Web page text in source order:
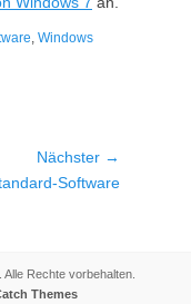
, Windows
Nächster →
Software
. Alle Rechte vorbehalten.
Themes